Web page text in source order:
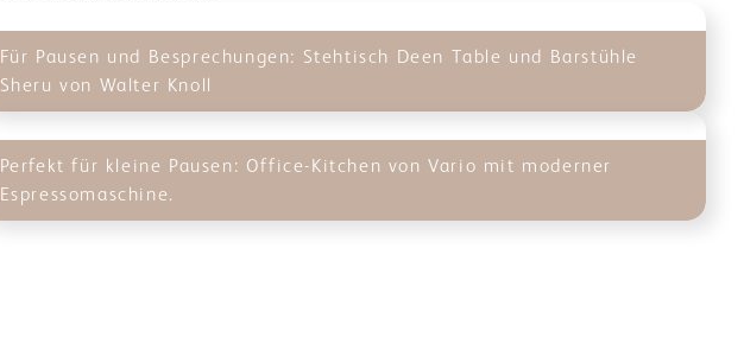
Für Pausen und Besprechungen: Stehtisch Deen Table und Barstühle
Sheru von Walter Knoll
Perfekt für kleine Pausen: Office-Kitchen von Vario mit moderner
Espressomaschine.